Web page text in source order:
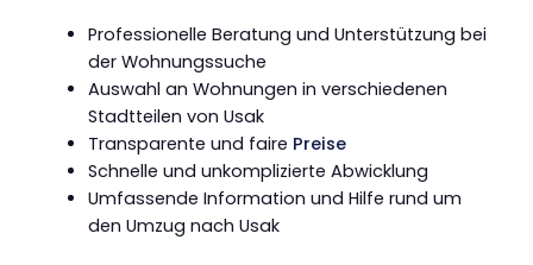
Professionelle Beratung und Unterstützung bei
der Wohnungssuche
Auswahl an Wohnungen in verschiedenen
Stadtteilen von Usak
Transparente und faire Preise
Schnelle und unkomplizierte Abwicklung
Umfassende Information und Hilfe rund um
den Umzug nach Usak